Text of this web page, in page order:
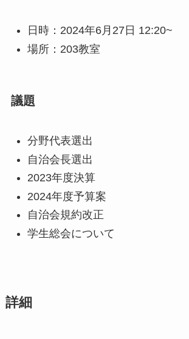
日時：2024年6月27日 12:20~
場所：203教室
議題
分野代表選出
自治会長選出
2023年度決算
2024年度予算案
自治会規約改正
学生総会について
詳細